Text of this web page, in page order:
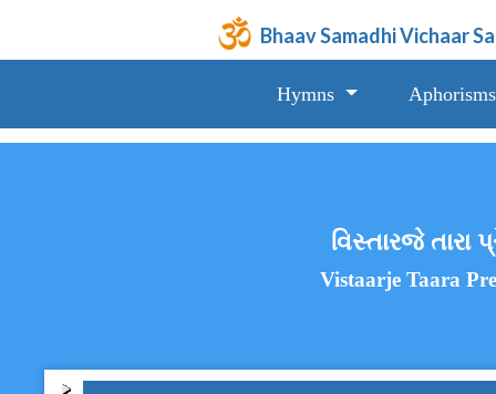
Bhaav Samadhi Vichaar
Hymns Aphorisms
વિસ્તારજે
Vistaarje Taara